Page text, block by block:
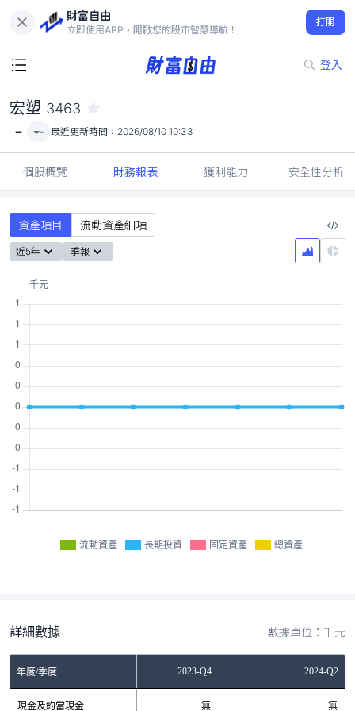
財富自由
立即使用APP，開啟您的股市智慧導航！
打開
登入
-
宏塑 3463
- - 最近更新時間： 2026/08/10 10:33
個股概覽 財務報表 獲利能力 安全性分析
資產項目 流動資產細項
近5年 季報
流動資產 長期投資 固定資產 總資產
詳細數據 數據單位：千元
年度/季度2023-Q2 2023-Q4 2024-Q2
現金及約當現金
無 無 無